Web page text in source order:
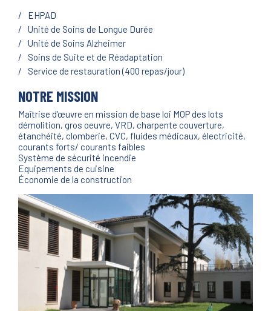
EHPAD
Unité de Soins de Longue Durée
Unité de Soins Alzheimer
Soins de Suite et de Réadaptation
Service de restauration (400 repas/jour)
NOTRE MISSION
Maîtrise d’œuvre en mission de base loi MOP des lots
démolition, gros oeuvre, VRD, charpente couverture,
étanchéité, clomberie, CVC, fluides médicaux, électricité,
courants forts/ courants faibles
Système de sécurité incendie
Equipements de cuisine
Économie de la construction